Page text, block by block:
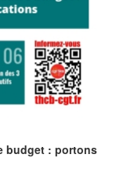
budget : portons